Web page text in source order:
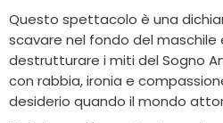
Questo spettacolo è una
scavare nel fondo del maschile
destrutturare i miti del Sogno
con rabbia, ironia e
desiderio quando il mondo